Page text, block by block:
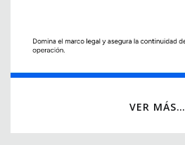
VER MÁS…